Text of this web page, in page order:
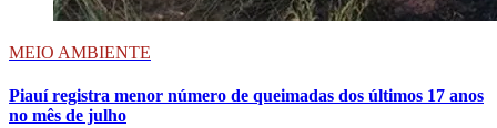
MEIO AMBIENTE
Piauí registra menor número de queimadas dos últimos 17 anos
no mês de julho